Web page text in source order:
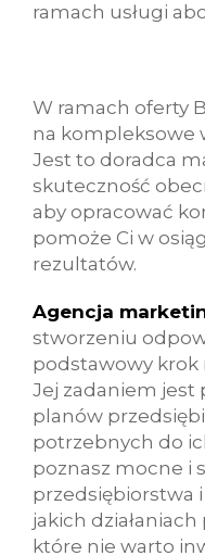
ramach usługi
W ramach oferty
na kompleksowe
Jest to doradca
skuteczność
aby opracować
pomoże Ci w
rezultatów.
Agencja
stworzeniu
podstawowy krok
Jej zadaniem jest
planów
potrzebnych do
poznasz mocne i
przedsiębiorstwa i
jakich
które nie warto